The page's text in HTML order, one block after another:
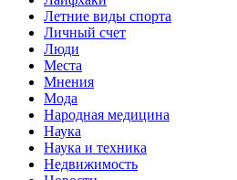
Летние виды спорта
Личный счет
Люди
Места
Мнения
Мода
Народная медицина
Наука
Наука и техника
Недвижимость